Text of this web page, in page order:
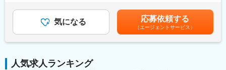
同社は商社として幅広い業界に対応し、産業機器や産業機械ロボ
ットアームの一部、補聴器、ワイヤレスイヤホンなどを取り扱っ
ています。業界トップクラスの取り扱いアイテム数を誇り、お客
様の要望に対して幅広い製品提案が可能です。また、メーカー機
で加工して提案することもできます
・既存の担当顧客は20～30社ほどの予定です。
・新規の営業は顧客紹介がメインで、上長が開拓した顧客を引継
ぎなどもありますので、新規開拓のハードルもそれほど高くあり
■組織構成：
の平均支給実績、年3回 で合計5.5ヶ月分記載金額は選考を通じて
上下する可能性があります。月給(月額)は固定手当を含みます。
気になる 応募依頼する
（エージェントサービス）
人気求人ランキング